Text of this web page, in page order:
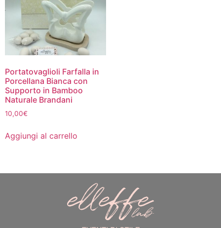
Portatovaglioli Farfalla in
Porcellana Bianca con
Supporto in Bamboo
Naturale Brandani
10,00€
Aggiungi al carrello